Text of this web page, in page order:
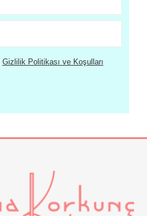
Gizlilik Politikası ve Koşulları